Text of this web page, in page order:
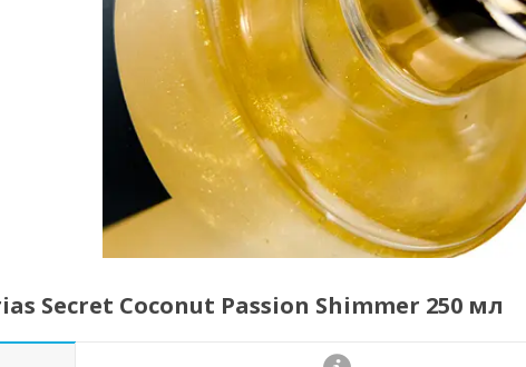
Secret Coconut Passion Shimmer 250 мл